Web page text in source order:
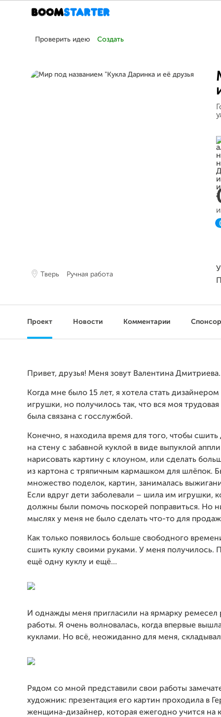
Проверить идею Создать
Тверь Ручная работа
Проект Новости Комментарии
Привет, друзья! Меня зовут Валентина Дмитриева.
Когда мне было 15 лет, я хотела стать
игрушки, но получилось так, что вся моя трудовая
была связана с госслужбой.
Конечно, я находила время для того, чтобы сшить
на стену с забавной куклой в виде выпуклой
нарисовать картину с клоуном, или сделать
из картона с тряпичным кармашком для шлёпок.
множество поделок, картин, занималась
Если вдруг дети заболевали – шила им игрушки,
должны были помочь поскорей поправиться. Но
мыслях у меня не было сделать что-то для
Как только появилось больше свободного
сшить куклу своими руками. У меня получилось.
ещё одну куклу и ещё…
И однажды меня пригласили на ярмарку ремесел
работы. Я очень волновалась, когда впервые
куклами. Но всё, неожиданно для меня,
Рядом со мной представили свои работы
художник: презентация его картин проходила в
женщина-дизайнер, которая ежегодно учится на